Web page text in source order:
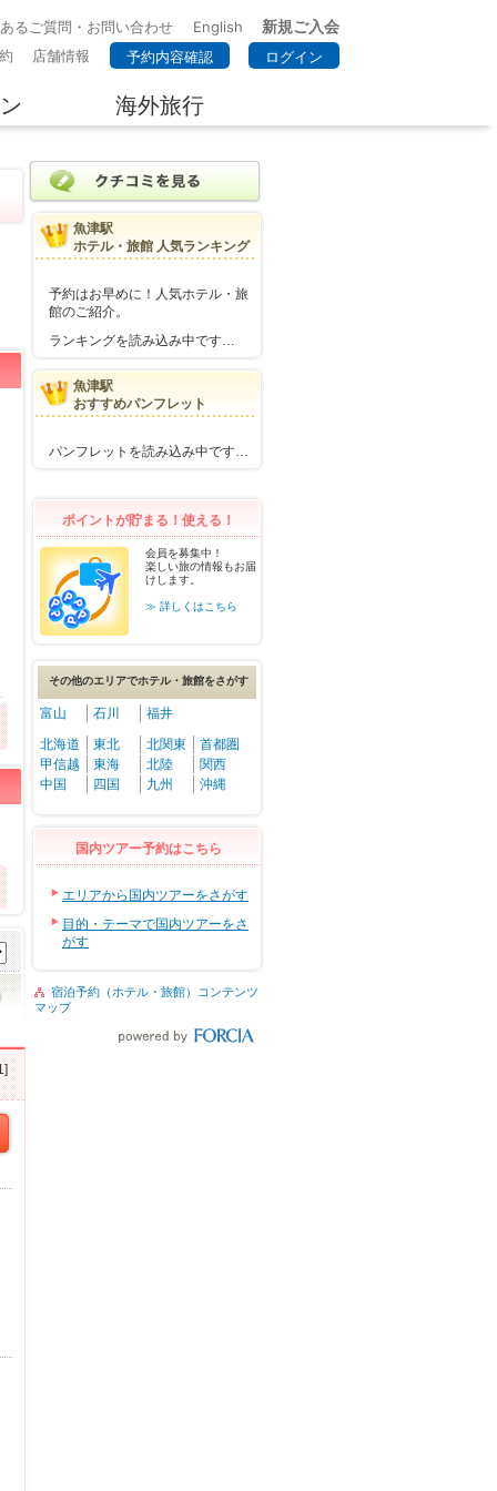
るご質問・お問い合わせ English 新規ご入会
店舗情報 予約内容確認 ログイン
海外旅行
魚津駅
ホテル・旅館 人気ランキング
予約はお早めに！人気ホテル・旅
館のご紹介。
ランキングを読み込み中です…
魚津駅
おすすめパンフレット
パンフレットを読み込み中です…
ポイントが貯まる！使える！
会員を募集中！
楽しい旅の情報もお届
けします。
≫ 詳しくはこちら
その他のエリアでホテル・旅館をさがす
富山 石川
福井
北海道
東北 北関東
首都圏
甲信越
東海 北陸
関西
中国
四国 九州 沖縄
国内ツアー予約はこちら
エリアから国内ツアーをさがす
目的・テーマで国内ツアーをさ
がす
宿泊予約（ホテル・旅館）コンテンツ
マップ